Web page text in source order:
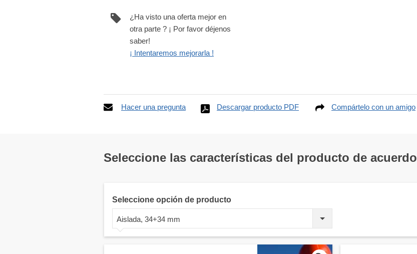
¿Ha visto una oferta mejor en
otra parte ? ¡ Por favor déjenos
saber!
¡ Intentaremos mejorarla !
Hacer una pregunta Descargar producto PDF Compártelo con un amigo
Seleccione las características del producto de
Seleccione opción de producto
Aislada, 34+34 mm